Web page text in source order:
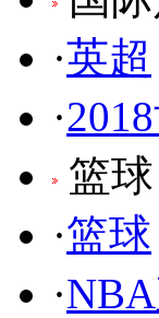
·英超
·
篮球
·篮球
·